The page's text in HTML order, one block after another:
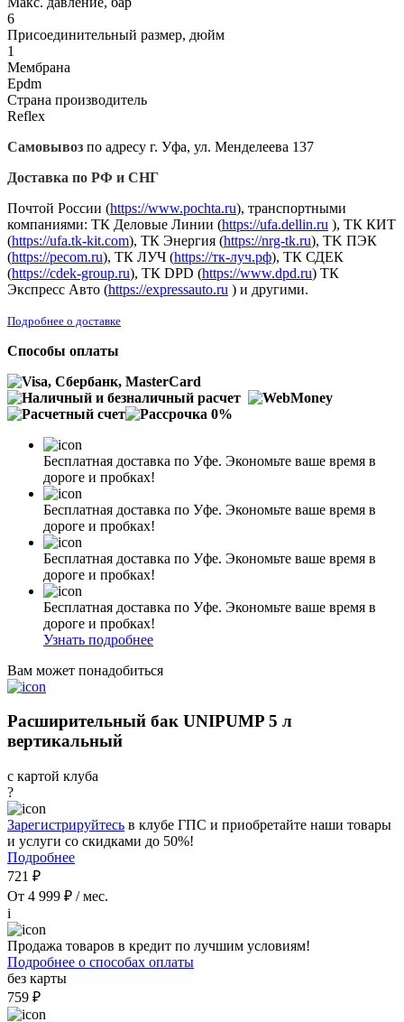
6
Присоединительный размер, дюйм
1
Мембрана
Epdm
Страна производитель
Reflex
Самовывоз по адресу г. Уфа, ул. Менделеева 137
Доставка по РФ и СНГ
Почтой России (https://www.pochta.ru), транспортными
компаниями: ТК Деловые Линии (https://ufa.dellin.ru ), ТК КИТ
(https://ufa.tk-kit.com), ТК Энергия (https://nrg-tk.ru), ТK ПЭК
(https://pecom.ru), ТК ЛУЧ (https://тк-луч.рф), ТК СДЕК
(https://cdek-group.ru), ТК DPD (https://www.dpd.ru) ТК
Экспресс Авто (https://expressauto.ru ) и другими.
Подробнее о доставке
Способы оплаты
Бесплатная доставка по Уфе. Экономьте ваше время в
дороге и пробках!
Бесплатная доставка по Уфе. Экономьте ваше время в
дороге и пробках!
Бесплатная доставка по Уфе. Экономьте ваше время в
дороге и пробках!
Бесплатная доставка по Уфе. Экономьте ваше время в
дороге и пробках!
Узнать подробнее
Вам может понадобиться
Расширительный бак UNIPUMP 5 л
вертикальный
с картой клуба
?
Зарегистрируйтесь в клубе ГПС и приобретайте наши товары
и услуги со скидками до 50%!
Подробнее
721 ₽
От 4 999 ₽ / мес.
i
Продажа товаров в кредит по лучшим условиям!
Подробнее о способах оплаты
без карты
759 ₽